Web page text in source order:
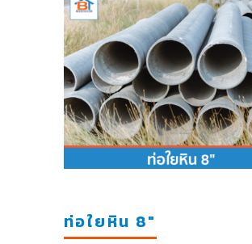
ท่อใยหิน 8"